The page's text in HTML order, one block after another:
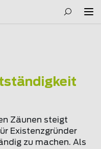
Zäunen steigt
Existenzgründer
zu machen. Als